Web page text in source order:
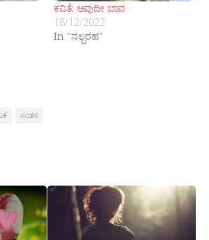
ಕವಿತೆ: ಆವುದೀ ಬಾವ
18/12/2022
In "ನಲ್ಬರಹ"
ಸಂತಸ